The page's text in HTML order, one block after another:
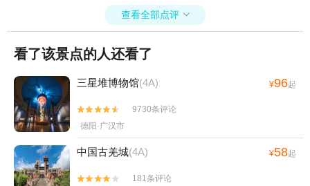
查看全部点评 
看了该景点的人还看了
三星堆博物馆(4A) ¥96起


9730条评论
德阳·广汉市
中国古羌城(4A) ¥58起


181条评论